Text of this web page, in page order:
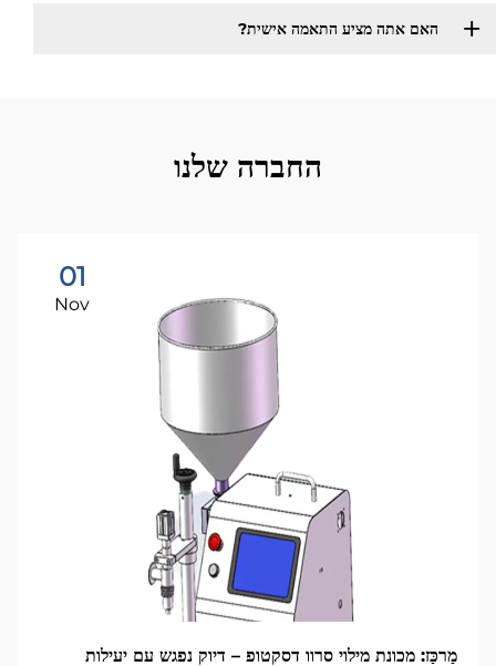
האם אתה מציע התאמה אישית?
החברה שלנו
01
Nov
מַרכַּז: מכונת מילוי סרוו דסקטופ – דיוק נפגש עם יעילות